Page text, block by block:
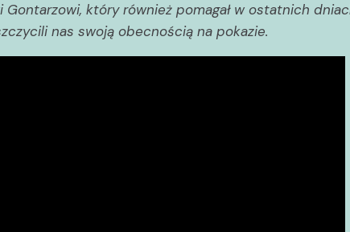
który również pomagał w ostatnich
nas swoją obecnością na pokazie.